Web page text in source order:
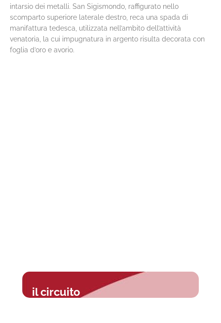
intarsio dei metalli. San Sigismondo, raffigurato nello
scomparto superiore laterale destro, reca una spada di
manifattura tedesca, utilizzata nell’ambito dell’attività
venatoria, la cui impugnatura in argento risulta decorata con
foglia d’oro e avorio.
il circuito